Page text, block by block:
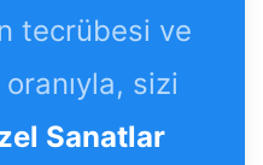
tecrübesi ve
sizi
Sanatlar